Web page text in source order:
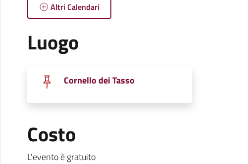
Altri Calendari
Luogo
Cornello dei Tasso
Costo
L'evento è gratuito